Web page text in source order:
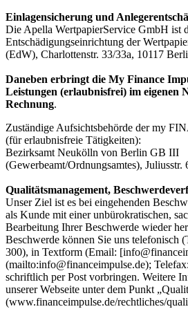
Einlagensicherung und
Die Apella WertpapierService GmbH ist
Entschädigungseinrichtung der
(EdW), Charlottenstr. 33/33a, 10117
Daneben erbringt die My Finance
Leistungen (erlaubnisfrei) im eigenen
Rechnung.
Zuständige Aufsichtsbehörde der my
(für erlaubnisfreie Tätigkeiten):
Bezirksamt Neukölln von Berlin GB III
(Gewerbeamt/Ordnungsamtes),
Qualitätsmanagement,
Unser Ziel ist es bei eingehenden
als Kunde mit einer unbürokratischen,
Bearbeitung Ihrer Beschwerde wieder
Beschwerde können Sie uns telefonisch
300), in Textform (Email:
(mailto:info@financeimpulse.de);
schriftlich per Post vorbringen. Weitere
unserer Webseite unter dem Punkt
(www.financeimpulse.de/rechtliches/